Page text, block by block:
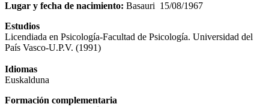
Lugar y fecha de nacimiento: Basauri 15/08/1967
Estudios
Licendiada en Psicología-Facultad de Psicología. Universidad del
País Vasco-U.P.V. (1991)
Idiomas
Euskalduna
Formación complementaria